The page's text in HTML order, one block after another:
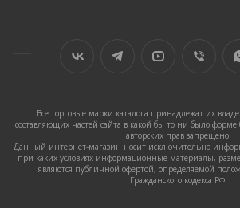
Все торговые марки каталога принадлежат их
составляющих частей сайта в какой бы то ни было форме
авторских прав запрещено.
Данный интернет-магазин носит исключительно
при каких условиях информационные материалы,
являются публичной офертой, определяемой
Гражданского кодекса РФ.